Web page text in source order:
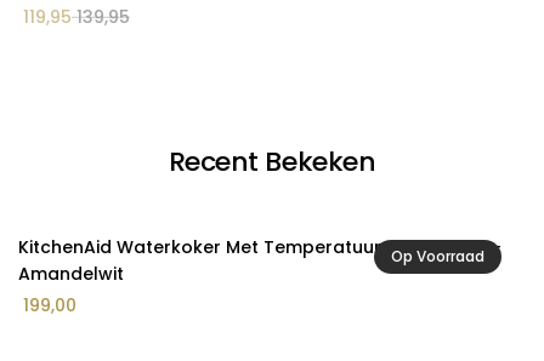
119,95139,95
Recent Bekeken
Op Voorraad
KitchenAid Waterkoker Met Temperatuurregeling 1,7L -
Amandelwit
199,00